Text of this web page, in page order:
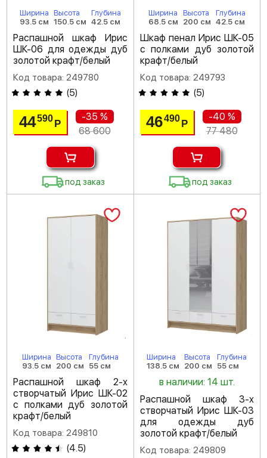
Ширина
93.5 см
Высота
150.5 см
Глубина
42.5 см
Распашной шкаф Ирис
ШК-06 для одежды дуб
золотой крафт/белый
Код товара: 249780
(5)
44590Р
-35 %
68 600
под заказ
Ширина
68.5 см
Высота
200 см
Глубина
42.5 см
Шкаф пенал Ирис ШК-05
с полками дуб золотой
крафт/белый
Код товара: 249793
(5)
46490 Р
-40 %
77 480
под заказ
Ширина
93.5 см
Высота
200 см
Глубина
55 см
Распашной шкаф 2-х
створчатый Ирис ШК-02
с полками дуб золотой
крафт/белый
Код товара: 249810
(4.5)
Ширина
138.5 см
Высота
200 см
Глубина
55 см
в наличии: 14 шт.
Распашной шкаф 3-х
створчатый Ирис ШК-03
для одежды дуб
золотой крафт/белый
Код товара: 249809